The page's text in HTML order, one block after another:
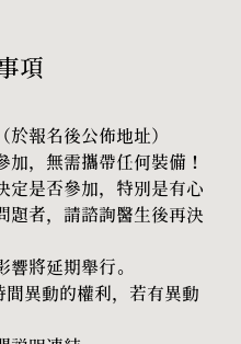
項
報名後公佈地址）
加，無需攜帶任何裝備！
定是否參加，特別是有心
題者，請諮詢醫生後再決
響將延期舉行。
異動的權利，若有異動